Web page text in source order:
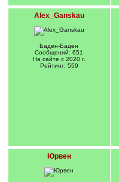
Alex_Ganskau
Баден-Баден
Сообщений: 651
На сайте с 2020 г.
Рейтинг: 559
Юрвен